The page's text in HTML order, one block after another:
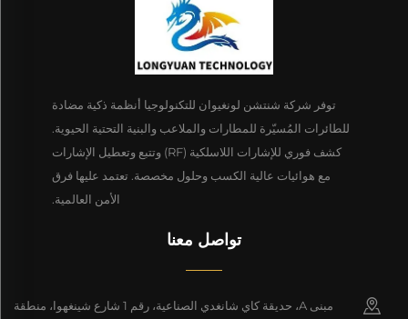
توفر شركة شنتشن لونغيوان للتكنولوجيا أنظمة ذكية مضادة
للطائرات المُسيّرة للمطارات والملاعب والبنية التحتية الحيوية.
كشف فوري للإشارات اللاسلكية (RF) وتتبع وتعطيل الإشارات
مع هوائيات عالية الكسب وحلول مخصصة. تعتمد عليها فرق
الأمن العالمية.
تواصل معنا
مبنى A، حديقة كاي شانغدي الصناعية، رقم 1 شارع شينغهوا، منطقة